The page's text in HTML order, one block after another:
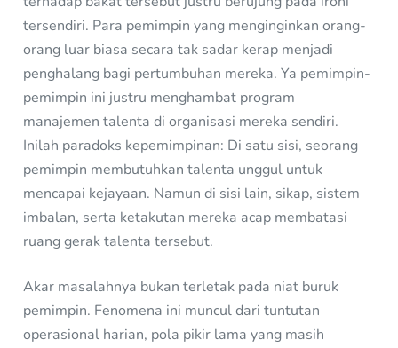
tersendiri. Para pemimpin yang menginginkan orang-
orang luar biasa secara tak sadar kerap menjadi
penghalang bagi pertumbuhan mereka. Ya pemimpin-
pemimpin ini justru menghambat program
manajemen talenta di organisasi mereka sendiri.
Inilah paradoks kepemimpinan: Di satu sisi, seorang
pemimpin membutuhkan talenta unggul untuk
mencapai kejayaan. Namun di sisi lain, sikap, sistem
imbalan, serta ketakutan mereka acap membatasi
ruang gerak talenta tersebut.
Akar masalahnya bukan terletak pada niat buruk
pemimpin. Fenomena ini muncul dari tuntutan
operasional harian, pola pikir lama yang masih